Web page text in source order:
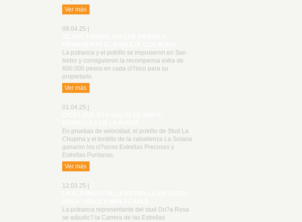
Ver más
08.04.25 |
La potranca y el potrillo se impusieron en San
Isidro y consiguieron la recompensa extra de
600.000 pesos en cada cl?sico para su
propietario.
Ver más
01.04.25 |
En pruebas de velocidad, el potrillo de Stud La
Chupina y el tordillo de la caballeriza La Solana
ganaron los cl?sicos Estrellas Precoces y
Estrellas Puntanas.
Ver más
12.03.25 |
La potranca representante del stud Do?a Rosa
se adjudic? la Carrera de las Estrellas